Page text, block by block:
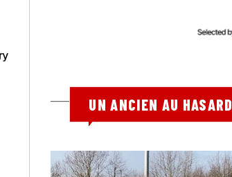
UN ANCIEN AU HASARD